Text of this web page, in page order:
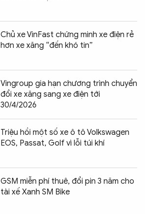
Chủ xe VinFast chứng minh xe điện rẻ
hơn xe xăng “đến khó tin”
Vingroup gia hạn chương trình chuyển
đổi xe xăng sang xe điện tới
30/4/2026
Triệu hồi một số xe ô tô Volkswagen
EOS, Passat, Golf vì lỗi túi khí
GSM miễn phí thuê, đổi pin 3 năm cho
tài xế Xanh SM Bike